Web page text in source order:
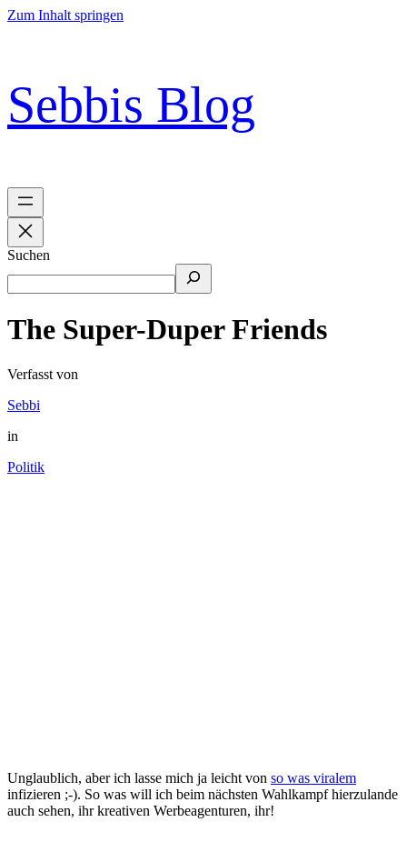
Zum Inhalt springen
Sebbis Blog
Suchen
The Super-Duper Friends
Verfasst von
Sebbi
in
Politik
Unglaublich, aber ich lasse mich ja leicht von so was viralem
infizieren ;-). So was will ich beim nächsten Wahlkampf hierzulande
auch sehen, ihr kreativen Werbeagenturen, ihr!